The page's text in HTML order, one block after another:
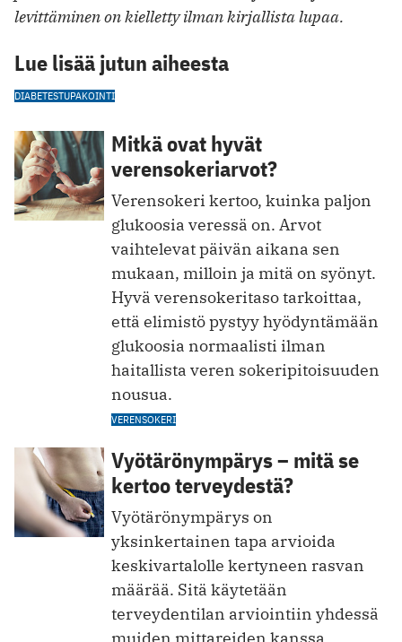
levittäminen on kielletty ilman kirjallista lupaa.
Lue lisää jutun aiheesta
DIABETESTUPAKOINTI
Mitkä ovat hyvät
verensokeriarvot?
Verensokeri kertoo, kuinka paljon
glukoosia veressä on. Arvot
vaihtelevat päivän aikana sen
mukaan, milloin ja mitä on syönyt.
Hyvä verensokeritaso tarkoittaa,
että elimistö pystyy hyödyntämään
glukoosia normaalisti ilman
haitallista veren sokeripitoisuuden
nousua.
VERENSOKERI
Vyötärönympärys – mitä se
kertoo terveydestä?
Vyötärönympärys on
yksinkertainen tapa arvioida
keskivartalolle kertyneen rasvan
määrää. Sitä käytetään
terveydentilan arviointiin yhdessä